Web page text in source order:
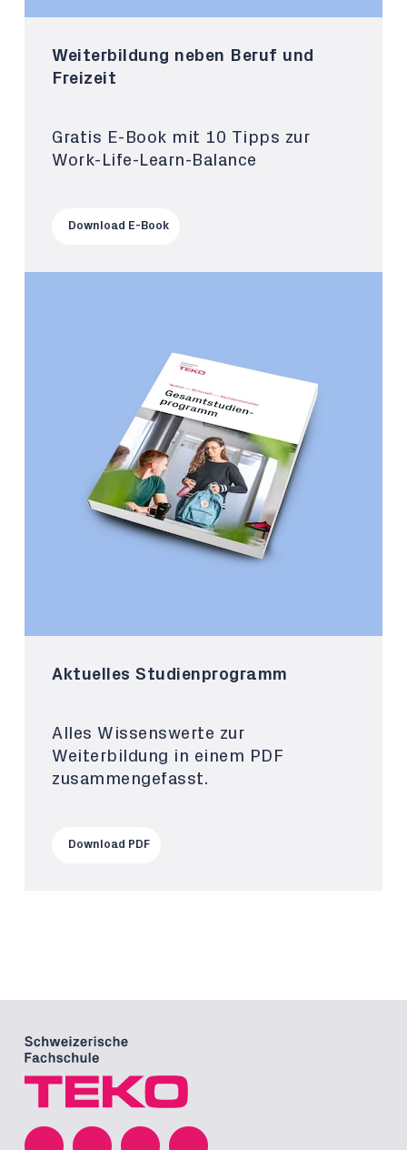
Weiterbildung neben Beruf und
Freizeit
Gratis E-Book mit 10 Tipps zur
Work-Life-Learn-Balance
Download E-Book
Aktuelles Studienprogramm
Alles Wissenswerte zur
Weiterbildung in einem PDF
zusammengefasst.
Download PDF